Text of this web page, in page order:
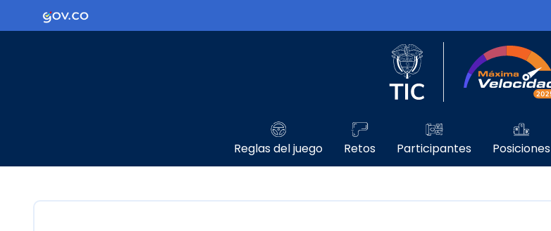
Ir al contenido principalLogo Gobierno de Colombia
Logo del Ministerio TIC
Reglas del juego Retos Participantes Posiciones